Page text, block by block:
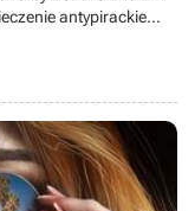
antypirackie